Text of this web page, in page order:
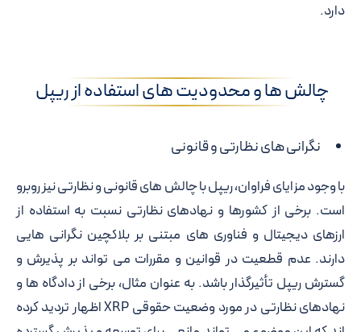
دارد.
چالش ها و محدودیت های استفاده از ریپل
نگرانی های نظارتی و قانونی
با وجود مزایای فراوان، ریپل با چالش های قانونی و نظارتی نیز روبرو
است. برخی از کشورها و نهادهای نظارتی نسبت به استفاده از
ارزهای دیجیتال و فناوری های مبتنی بر بلاکچین نگرانی هایی
دارند. عدم قطعیت در قوانین و مقررات می تواند بر پذیرش و
گسترش ریپل تأثیرگذار باشد. به عنوان مثال، برخی از دادگاه ها و
نهادهای نظارتی در مورد وضعیت حقوقی XRP اظهار تردید کرده